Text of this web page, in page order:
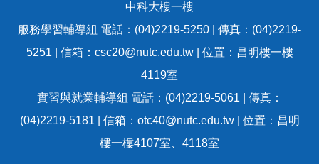
中科大樓一樓
服務學習輔導組 電話：(04)2219-5250 | 傳真：(04)2219-
5251 | 信箱：csc20@nutc.edu.tw | 位置：昌明樓一樓
4119室
實習與就業輔導組 電話：(04)2219-5061 | 傳真：
(04)2219-5181 | 信箱：otc40@nutc.edu.tw | 位置：昌明
樓一樓4107室、4118室